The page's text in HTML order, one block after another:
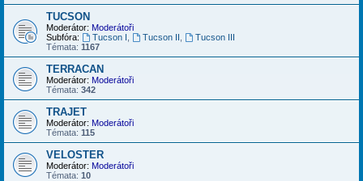
TUCSON
Moderátor: Moderátoři
Subfóra:
Tucson I Tucson II
Tucson III
Témata: 1167
TERRACAN
Moderátor: Moderátoři
Témata: 342
TRAJET
Moderátor: Moderátoři
Témata: 115
VELOSTER
Moderátor: Moderátoři
Témata: 10